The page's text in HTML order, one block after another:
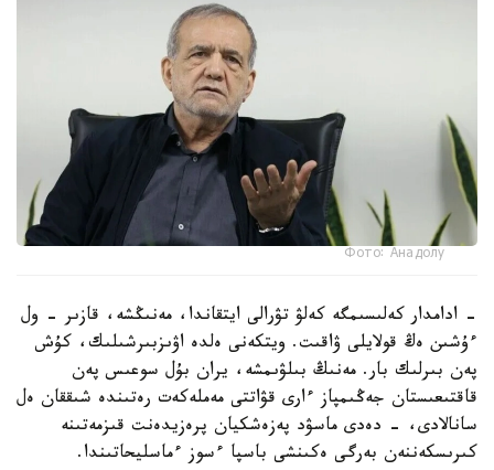
Фото: Анадолу
- ادامدار كەلىسىمگە كەلۋ تۋرالى ايتقاندا، مەنىڭشە، قازىر - ول
ءۇشىن ەڭ قولايلى ۋاقىت. ويتكەنى ەلدە اۋىزبىرشىلىك، كۇش
پەن بىرلىك بار. مەنىڭ بىلۋىمشە، يران بۇل سوعىس پەن
قاقتىعىستان جەڭىمپاز ءارى قۋاتتى مەملەكەت رەتىندە شىققان ەل
سانالادى، - دەدى ماسۋد پەزەشكيان پرەزيدەنت قىزمەتىنە
كىرىسكەننەن بەرگى ەكىنشى باسپا ءسوز ءماسليحاتىندا.